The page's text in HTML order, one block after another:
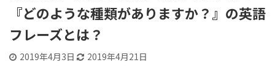
『どのような種類がありますか？』の英語
フレーズとは？
2019年4月3日 2019年4月21日